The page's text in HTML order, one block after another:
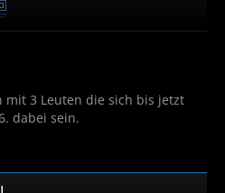
mit 3 Leuten die sich bis jetzt
dabei sein.